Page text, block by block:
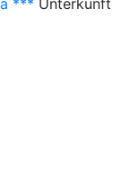
*** Unterkunft